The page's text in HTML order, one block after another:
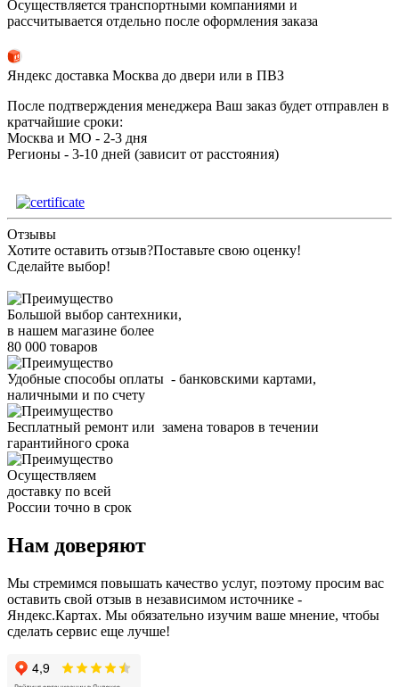
Осуществляется транспортными компаниями и
рассчитывается отдельно после оформления заказа
Яндекс доставка Москва до двери или в ПВЗ
После подтверждения менеджера Ваш заказ будет отправлен в
кратчайшие сроки:
Москва и МО - 2-3 дня
Регионы - 3-10 дней (зависит от расстояния)
Отзывы
Хотите оставить отзыв?Поставьте свою оценку!
Сделайте выбор!
Большой выбор сантехники,
в нашем магазине более
80 000 товаров
Удобные способы оплаты - банковскими картами,
наличными и по счету
Бесплатный ремонт или замена товаров в течении
гарантийного срока
Осуществляем
доставку по всей
России точно в срок
Нам доверяют
Мы стремимся повышать качество услуг, поэтому просим вас
оставить свой отзыв в независимом источнике -
Яндекс.Картах. Мы обязательно изучим ваше мнение, чтобы
сделать сервис еще лучше!